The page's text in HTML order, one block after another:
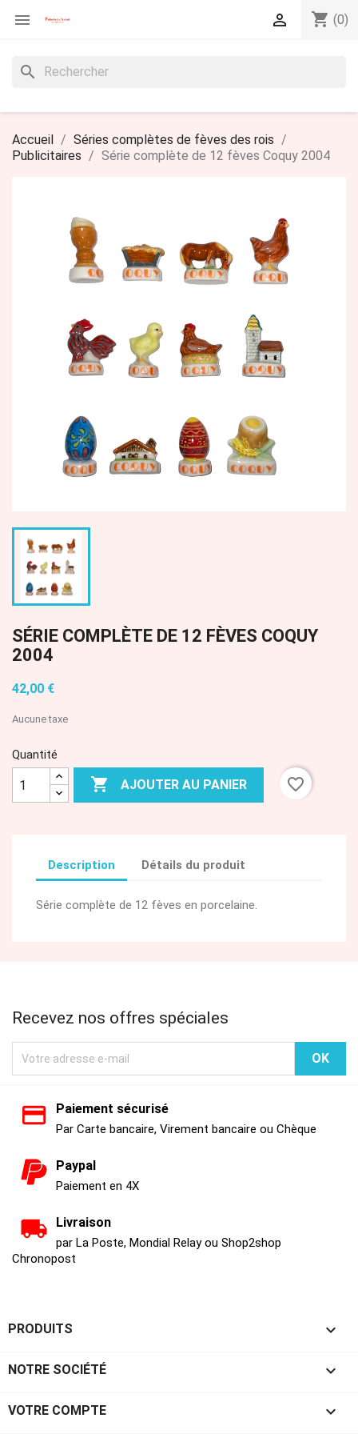
 shopping_cart (0)

search
Accueil
Séries complètes de fèves des rois
Publicitaires
Série complète de 12 fèves Coquy 2004
SÉRIE COMPLÈTE DE 12 FÈVES COQUY
2004
42,00 €
Aucune taxe
Quantité
 AJOUTER AU PANIER favorite_border
Description Détails du produit
Série complète de 12 fèves en porcelaine.
Recevez nos offres spéciales
Paiement sécurisé
Par Carte bancaire, Virement bancaire ou Chèque
Paypal
Paiement en 4X
Livraison
par La Poste, Mondial Relay ou Shop2shop
Chronopost
PRODUITS 
NOTRE SOCIÉTÉ 
VOTRE COMPTE 